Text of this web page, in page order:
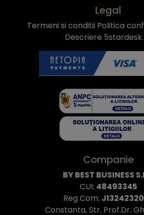
Legal
Termeni si conditii Politica
Descriere
Companie
BY BEST BUSINESS
CUI: 48493345
Reg Com:
Constanta, Str. Prof.Dr.